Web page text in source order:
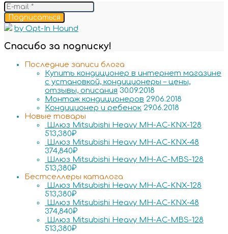
Подписаться
by Opt-In Hound
Спасибо за подписку!
Последние записи блога
Купить кондиционер в интернет магазине
с установкой, кондиционеры – цены,
отзывы, описания 30.09.2018
Монтаж кондиционеров 29.06.2018
Кондиционер и ребенок 29.06.2018
Новые товары
Шлюз Mitsubishi Heavy MH-AC-KNX-128
513,380₽
Шлюз Mitsubishi Heavy MH-AC-KNX-48
374,840₽
Шлюз Mitsubishi Heavy MH-AC-MBS-128
513,380₽
Бестселлеры каталога
Шлюз Mitsubishi Heavy MH-AC-KNX-128
513,380₽
Шлюз Mitsubishi Heavy MH-AC-KNX-48
374,840₽
Шлюз Mitsubishi Heavy MH-AC-MBS-128
513,380₽